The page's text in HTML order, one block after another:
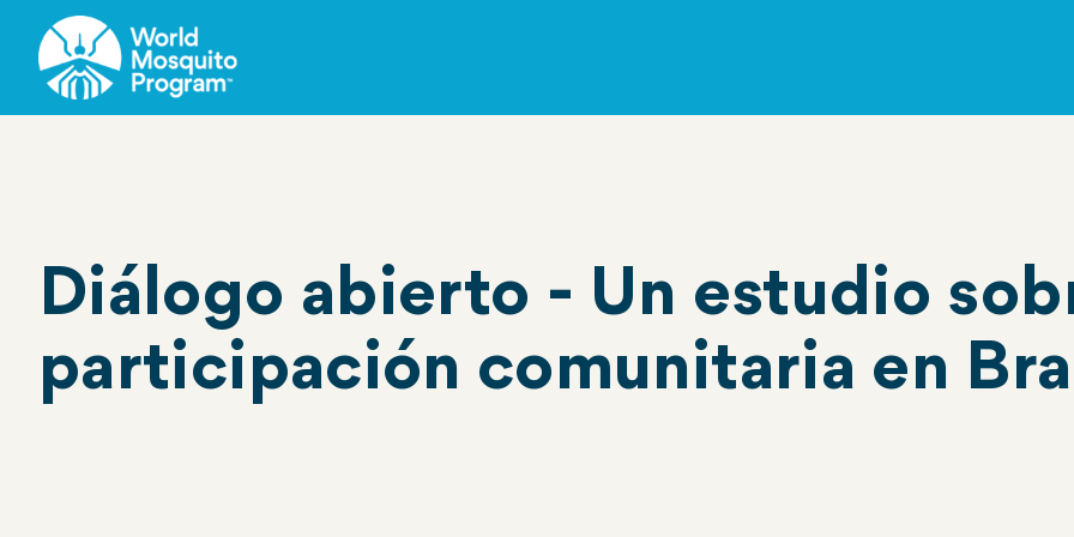
contenido
principal
Diálogo abierto - Un estudio
participación comunitaria en